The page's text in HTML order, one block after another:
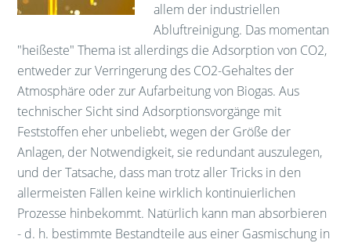
allem der industriellen
Abluftreinigung. Das momentan
"heißeste" Thema ist allerdings die Adsorption von CO2,
entweder zur Verringerung des CO2-Gehaltes der
Atmosphäre oder zur Aufarbeitung von Biogas. Aus
technischer Sicht sind Adsorptionsvorgänge mit
Feststoffen eher unbeliebt, wegen der Größe der
Anlagen, der Notwendigkeit, sie redundant auszulegen,
und der Tatsache, dass man trotz aller Tricks in den
allermeisten Fällen keine wirklich kontinuierlichen
Prozesse hinbekommt. Natürlich kann man absorbieren
- d. h. bestimmte Bestandteile aus einer Gasmischung in